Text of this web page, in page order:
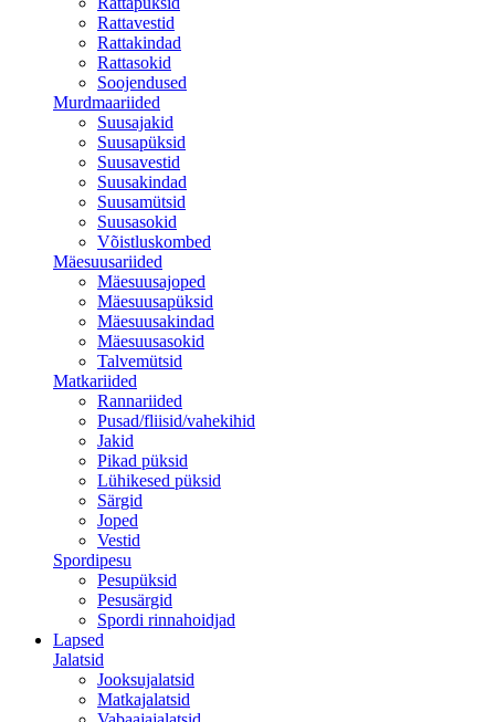
Rattavestid
Rattakindad
Rattasokid
Soojendused
Murdmaariided
Suusajakid
Suusapüksid
Suusavestid
Suusakindad
Suusamütsid
Suusasokid
Võistluskombed
Mäesuusariided
Mäesuusajoped
Mäesuusapüksid
Mäesuusakindad
Mäesuusasokid
Talvemütsid
Matkariided
Rannariided
Pusad/fliisid/vahekihid
Jakid
Pikad püksid
Lühikesed püksid
Särgid
Joped
Vestid
Spordipesu
Pesupüksid
Pesusärgid
Spordi rinnahoidjad
Lapsed
Jalatsid
Jooksujalatsid
Matkajalatsid